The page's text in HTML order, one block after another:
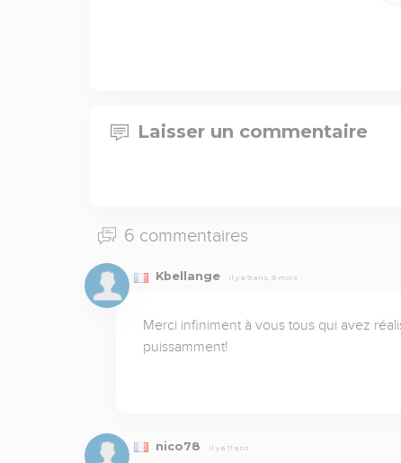
Laisser un commentaire
6 commentaires
Kbellange Il y a 9 ans, 9 mois
Merci infiniment à vous tous qui avez
puissamment!
nico78 Il y a 11 ans